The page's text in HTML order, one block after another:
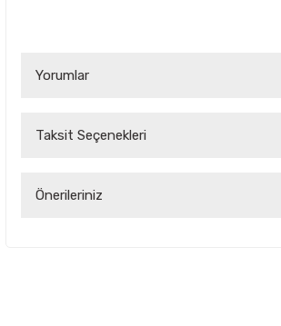
Yorumlar
Bu ürüne ilk yorumu siz yapın!
Taksit Seçenekleri
Önerileriniz